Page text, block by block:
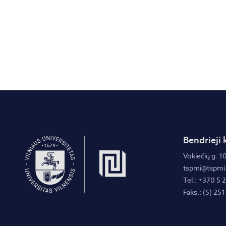
Bendrieji
Vokiečių g.
Tel.: +370 5
Faks.: (5)